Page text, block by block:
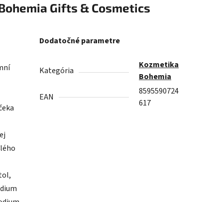
Gifts & Cosmetics
Dodatočné parametre
Kategória
Kozmetika
Bohemia
EAN
8595590724
617